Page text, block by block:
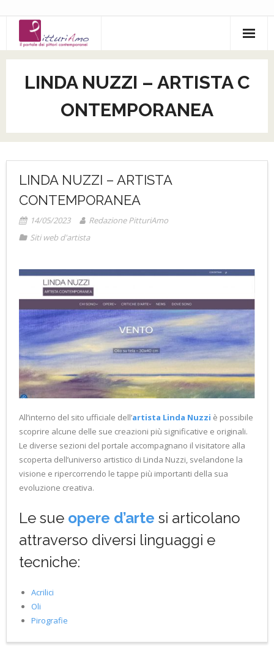
contenuto
LINDA NUZZI – ARTISTA C
ONTEMPORANEA
LINDA NUZZI – ARTISTA
CONTEMPORANEA
14/05/2023
Redazione PitturiAmo
Siti web d'artista
All’interno del sito ufficiale dell’artista Linda Nuzzi è possibile
scoprire alcune delle sue creazioni più significative e originali.
Le diverse sezioni del portale accompagnano il visitatore alla
scoperta dell’universo artistico di Linda Nuzzi, svelandone la
visione e ripercorrendo le tappe più importanti della sua
evoluzione creativa.
Le sue opere d’arte si articolano
attraverso diversi linguaggi e
tecniche:
Acrilici
Oli
Pirografie